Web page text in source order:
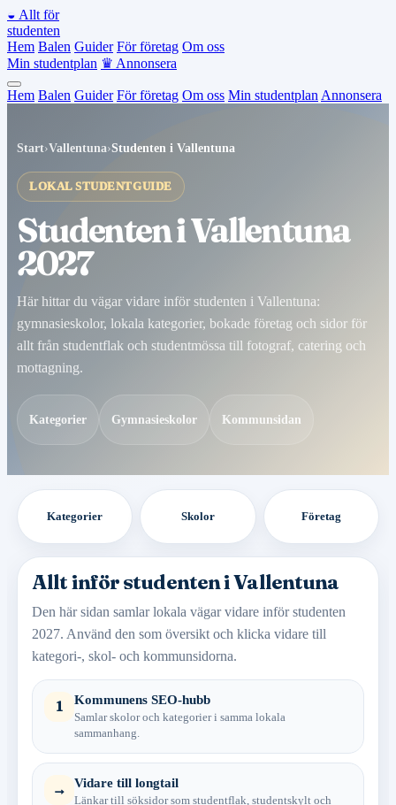
◒ Allt för
studenten
Hem Balen Guider För företag Om oss
Min studentplan ♛ Annonsera
Hem Balen Guider För företag Om oss Min studentplan Annonsera
Start›Vallentuna›Studenten i Vallentuna
LOKAL STUDENTGUIDE
Studenten i Vallentuna
2027
Här hittar du vägar vidare inför studenten i Vallentuna:
gymnasieskolor, lokala kategorier, bokade företag och sidor för
allt från studentflak och studentmössa till fotograf, catering och
mottagning.
Kategorier Gymnasieskolor Kommunsidan
Kategorier Skolor Företag
Allt inför studenten i Vallentuna
Den här sidan samlar lokala vägar vidare inför studenten
2027. Använd den som översikt och klicka vidare till
kategori-, skol- och kommunsidorna.
1 Kommunens SEO-hubb
Samlar skolor och kategorier i samma lokala
sammanhang.
→ Vidare till longtail
Länkar till söksidor som studentflak, studentskylt och